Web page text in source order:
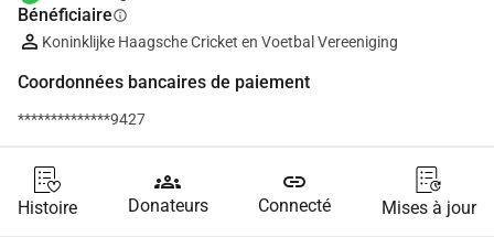
Bénéficiaireinfo
Koninklijke Haagsche Cricket en Voetbal Vereeniging
Coordonnées bancaires de paiement
**************9427
Histoire
groups
Donateurs
link
Connecté Mises à jour